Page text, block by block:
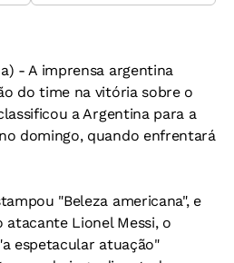
- A imprensa argentina
do time na vitória sobre o
a Argentina para a
domingo, quando enfrentará
"Beleza americana", e
Lionel Messi, o
espetacular atuação"